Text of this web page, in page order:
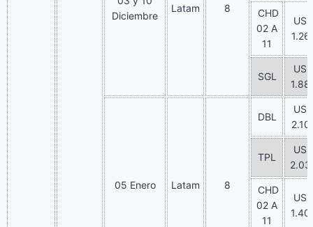
Diciembre
Latam 8
CHD
02 A
11
USD
SGL
USD
05 Enero Latam 8
DBL
USD
TPL
USD
CHD
02 A
11
USD